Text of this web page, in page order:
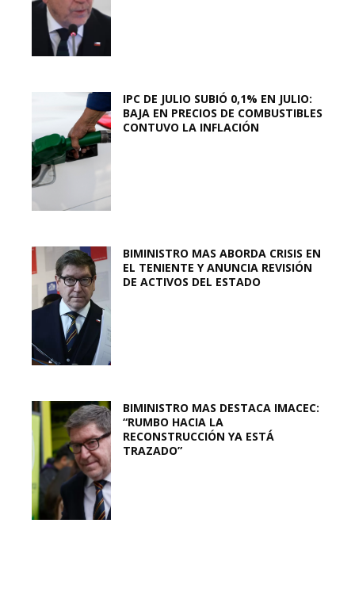
IPC DE JULIO SUBIÓ 0,1% EN JULIO:
BAJA EN PRECIOS DE COMBUSTIBLES
CONTUVO LA INFLACIÓN
BIMINISTRO MAS ABORDA CRISIS EN
EL TENIENTE Y ANUNCIA REVISIÓN
DE ACTIVOS DEL ESTADO
BIMINISTRO MAS DESTACA IMACEC:
“RUMBO HACIA LA
RECONSTRUCCIÓN YA ESTÁ
TRAZADO”